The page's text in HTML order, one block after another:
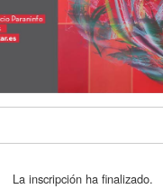
La inscripción ha finalizado.